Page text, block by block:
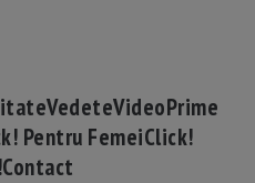
VedeteVideoPrime
Pentru FemeiClick!
Contact